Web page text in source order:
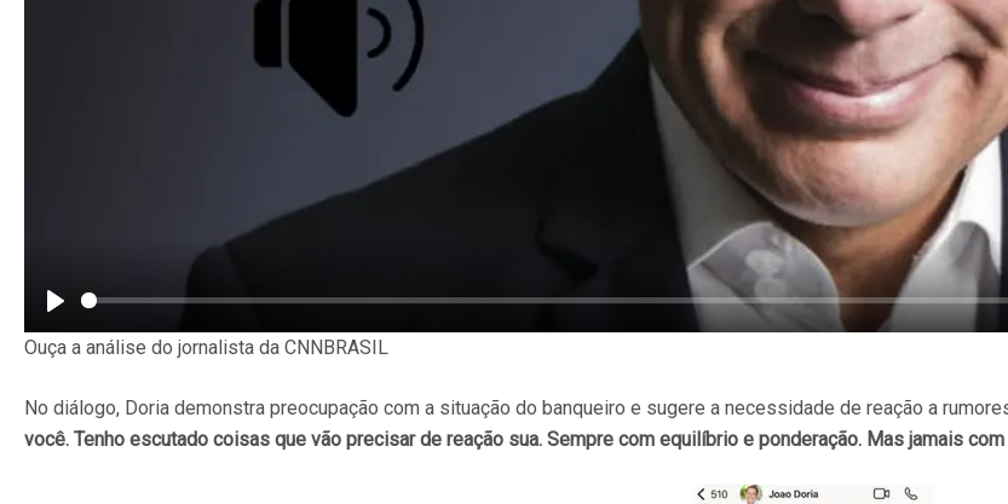
Play
Ouça a análise do jornalista da CNNBRASIL
No diálogo, Doria demonstra preocupação com a situação do banqueiro e sugere a necessidade de reação a
você. Tenho escutado coisas que vão precisar de reação sua. Sempre com equilíbrio e ponderação. Mas jamais